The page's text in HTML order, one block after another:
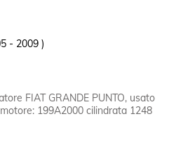
- 2009 )
FIAT GRANDE PUNTO, usato
199A2000 cilindrata 1248